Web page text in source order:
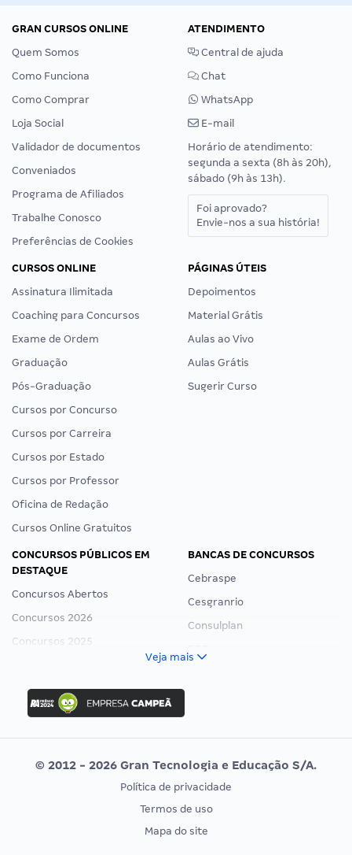
GRAN CURSOS ONLINE
Quem Somos
Como Funciona
Como Comprar
Loja Social
Validador de documentos
Conveniados
Programa de Afiliados
Trabalhe Conosco
Preferências de Cookies
ATENDIMENTO
Central de ajuda
Chat
WhatsApp
E-mail
Horário de atendimento:
segunda a sexta (8h às 20h),
sábado (9h às 13h).
Foi aprovado?
Envie-nos a sua história!
CURSOS ONLINE
Assinatura Ilimitada
Coaching para Concursos
Exame de Ordem
Graduação
Pós-Graduação
Cursos por Concurso
Cursos por Carreira
Cursos por Estado
Cursos por Professor
Oficina de Redação
Cursos Online Gratuitos
PÁGINAS ÚTEIS
Depoimentos
Material Grátis
Aulas ao Vivo
Aulas Grátis
Sugerir Curso
CONCURSOS PÚBLICOS EM
DESTAQUE
Concursos Abertos
Concursos 2026
Concursos 2025
Concurso Ibama
Concurso MPU
Editais publicados
BANCAS DE CONCURSOS
Cebraspe
Cesgranrio
Consulplan
Vunesp
CONCURSOS POR PROFISSÃO
EXAME DE ORDEM
Veja mais
© 2012 - 2026 Gran Tecnologia e Educação S/A.
Política de privacidade
Termos de uso
Mapa do site